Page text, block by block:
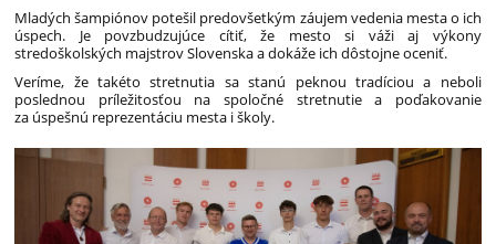
Mladých šampiónov potešil predovšetkým záujem vedenia mesta o ich
úspech. Je povzbudzujúce cítiť, že mesto si váži aj výkony
stredoškolských majstrov Slovenska a dokáže ich dôstojne oceniť.
Veríme, že takéto stretnutia sa stanú peknou tradíciou a neboli
poslednou príležitosťou na spoločné stretnutie a poďakovanie
za úspešnú reprezentáciu mesta i školy.